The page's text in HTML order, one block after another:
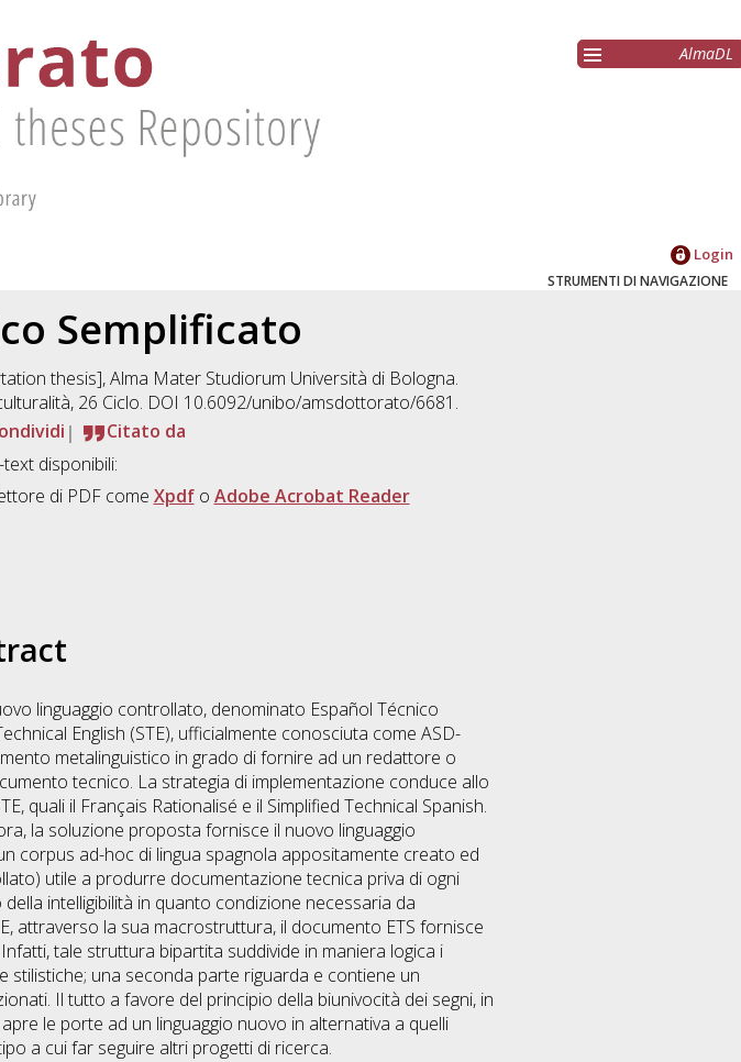
AlmaDL
Login
STRUMENTI DI NAVIGAZIONE
Semplificato
thesis], Alma Mater Studiorum Università di Bologna.
, 26 Ciclo. DOI 10.6092/unibo/amsdottorato/6681.
Citato da
disponibili:
di PDF come Xpdfo Adobe Acrobat Reader
linguaggio controllato, denominato Español Técnico
English (STE), ufficialmente conosciuta come ASD-
metalinguistico in grado di fornire ad un redattore o
tecnico. La strategia di implementazione conduce allo
quali il Français Rationalisé e il Simplified Technical Spanish.
la soluzione proposta fornisce il nuovo linguaggio
corpus ad-hoc di lingua spagnola appositamente creato ed
utile a produrre documentazione tecnica priva di ogni
intelligibilità in quanto condizione necessaria da
attraverso la sua macrostruttura, il documento ETS fornisce
tale struttura bipartita suddivide in maniera logica i
una seconda parte riguarda e contiene un
Il tutto a favore del principio della biunivocità dei segni, in
le porte ad un linguaggio nuovo in alternativa a quelli
a cui far seguire altri progetti di ricerca.